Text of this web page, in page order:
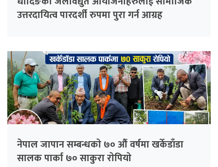
उत्तरदायित्व पारदर्शी रुपमा पुरा गर्न आग्रह
नेपाल जापान सम्बन्धकाे ७० औँ वर्षमा खर्केडाँडा
सालक पार्का ७० साकुरा राेपियाे